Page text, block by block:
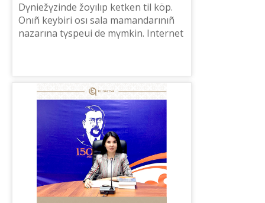
Dүniežүzіnde žoyılıp ketken tіl köp.
Onıñ keybіrі osı sala mamandarınıñ
nazarına tүspeuі de mүmkіn. Internet